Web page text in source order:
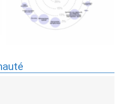
applicatifs - 19/09/2025